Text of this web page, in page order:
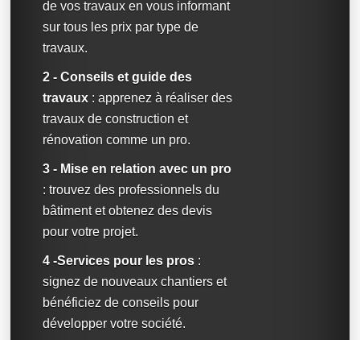
de vos travaux en vous informant
sur tous les prix par type de
travaux.
2 - Conseils et guide des
travaux : apprenez à réaliser des
travaux de construction et
rénovation comme un pro.
3 - Mise en relation avec un pro
: trouvez des professionnels du
bâtiment et obtenez des devis
pour votre projet.
4 -Services pour les pros :
signez de nouveaux chantiers et
bénéficiez de conseils pour
développer votre société.